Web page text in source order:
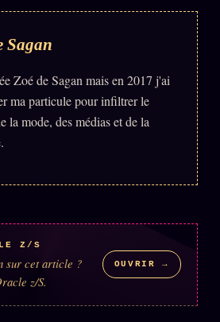
Sagan
Zoé de Sagan mais en 2017 j'ai
ma particule pour infiltrer le
la mode, des médias et de la
Z/S
sur cet article ?
z/S.
OUVRIR →